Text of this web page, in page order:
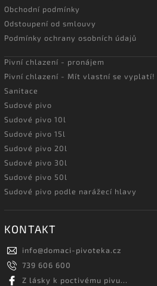
Obchodní podmínky
Odstoupení od smlouvy
Podmínky ochrany osobních údajů
Pivní chlazení - pronájem
Pivní chlazení - Mít vlastní se vyplatí!
Sanitace
Sudové pivo
Sudové pivo 10l
Sudové pivo 15l
Sudové pivo 20l
Sudové pivo 30l
Sudové pivo 50l
Sudové pivo podle narážecí hlavy
KONTAKT
info@domaci-pivoteka.cz
739 606 600
Z lásky k poctivému pivu...